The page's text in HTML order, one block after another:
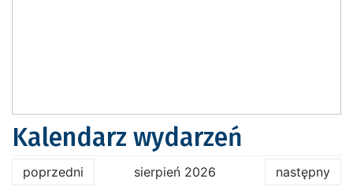
Kalendarz wydarzeń
poprzedni sierpień 2026 następny